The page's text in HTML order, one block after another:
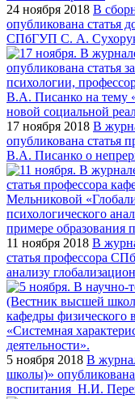
24 ноября 2018 В
опубликована статья
СПбГУП С. А.
17 ноября 2018 В
опубликована статья
В.А. Писанко о
11 ноября 2018 В
статья профессора
анализу
5 ноября 2018 В
школы)»
воспитания Н.И.